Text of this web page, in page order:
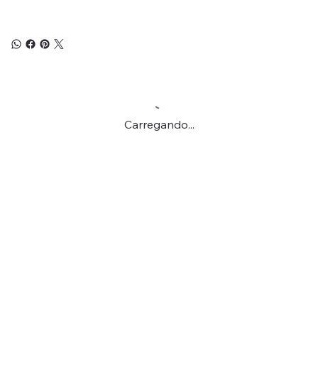
Carregando...